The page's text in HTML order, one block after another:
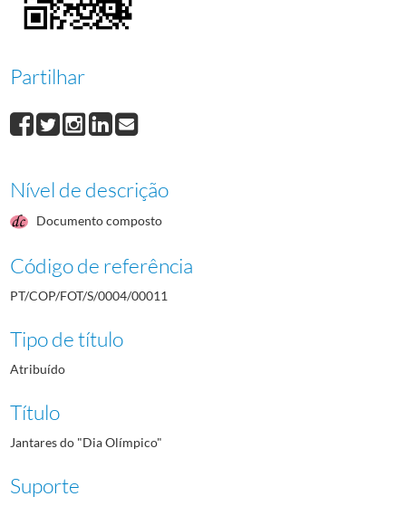
Partilhar
Nível de descrição
Documento composto
Código de referência
PT/COP/FOT/S/0004/00011
Tipo de título
Atribuído
Título
Jantares do "Dia Olímpico"
Suporte